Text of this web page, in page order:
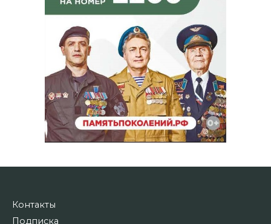
Контакты
Подписка